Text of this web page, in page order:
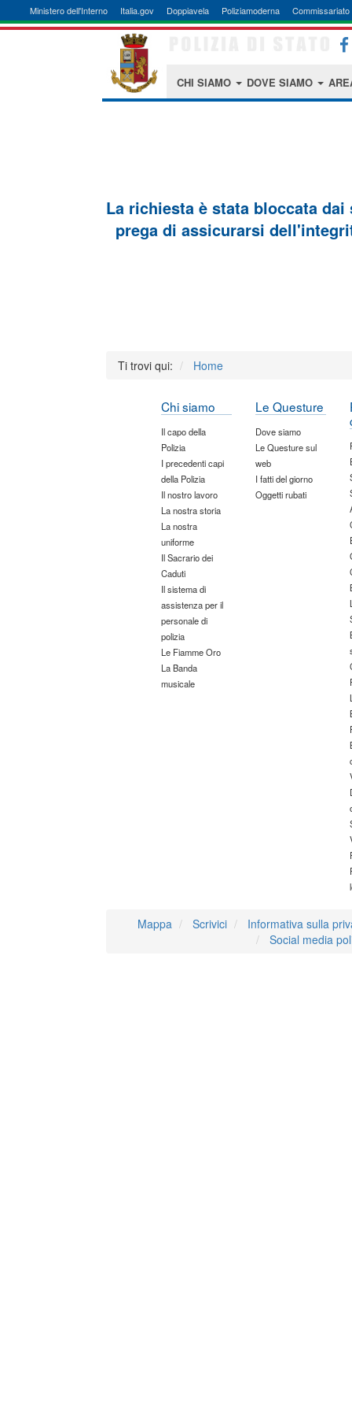
Ministero dell'Interno Italia.gov Doppiavela Poliziamoderna Commissariato
CHI SIAMO DOVE SIAMO
La richiesta è stata bloccata
prega di assicurarsi
Ti trovi qui: Home
Chi siamo
Il capo della
Polizia
I precedenti capi
della Polizia
Il nostro lavoro
La nostra storia
La nostra
uniforme
Il Sacrario dei
Caduti
Il sistema di
assistenza per il
personale di
polizia
Le Fiamme Oro
La Banda
musicale
Le Questure
Dove siamo
Le Questure sul
web
I fatti del giorno
Oggetti rubati
Mappa Scrivici
Informativa sulla
Social media